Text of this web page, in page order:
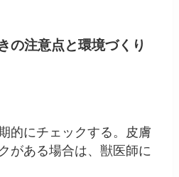
の注意点と環境づくり
的にチェックする。皮膚
がある場合は、獣医師に